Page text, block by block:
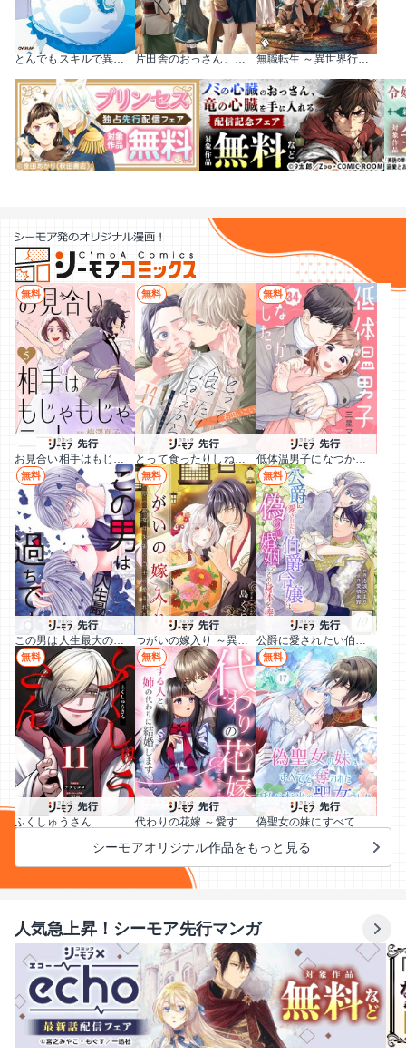
とんでもスキルで異世界放浪メシ 片田舎のおっさん、剣聖になる ～ただの田舎の剣術師範だったのに、大成した弟子たちが俺を放ってくれない件～ 無職転生 ～異世界行ったら本気だす～
無料 無料 無料
無料
この男は人生最大の過ちです
無料
つがいの嫁入り ～異形の巫女は朱雀の当主に愛される～
無料
公爵に愛されたい伯爵令嬢は偽りの婚姻でその身体を捧げる
無料
ふくしゅうさん
無料
代わりの花嫁 ～愛する人と、姉の代わりに結婚します～
無料
偽聖女の妹にすべてを奪われた私が本当の聖女でした
シーモアオリジナル作品をもっと見る
人気急上昇！シーモア先行マンガ